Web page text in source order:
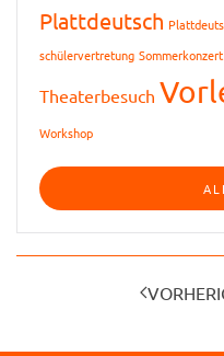
Plattdeutsch
schülervertretung Sommerkonzert
Theaterbesuch
Workshop